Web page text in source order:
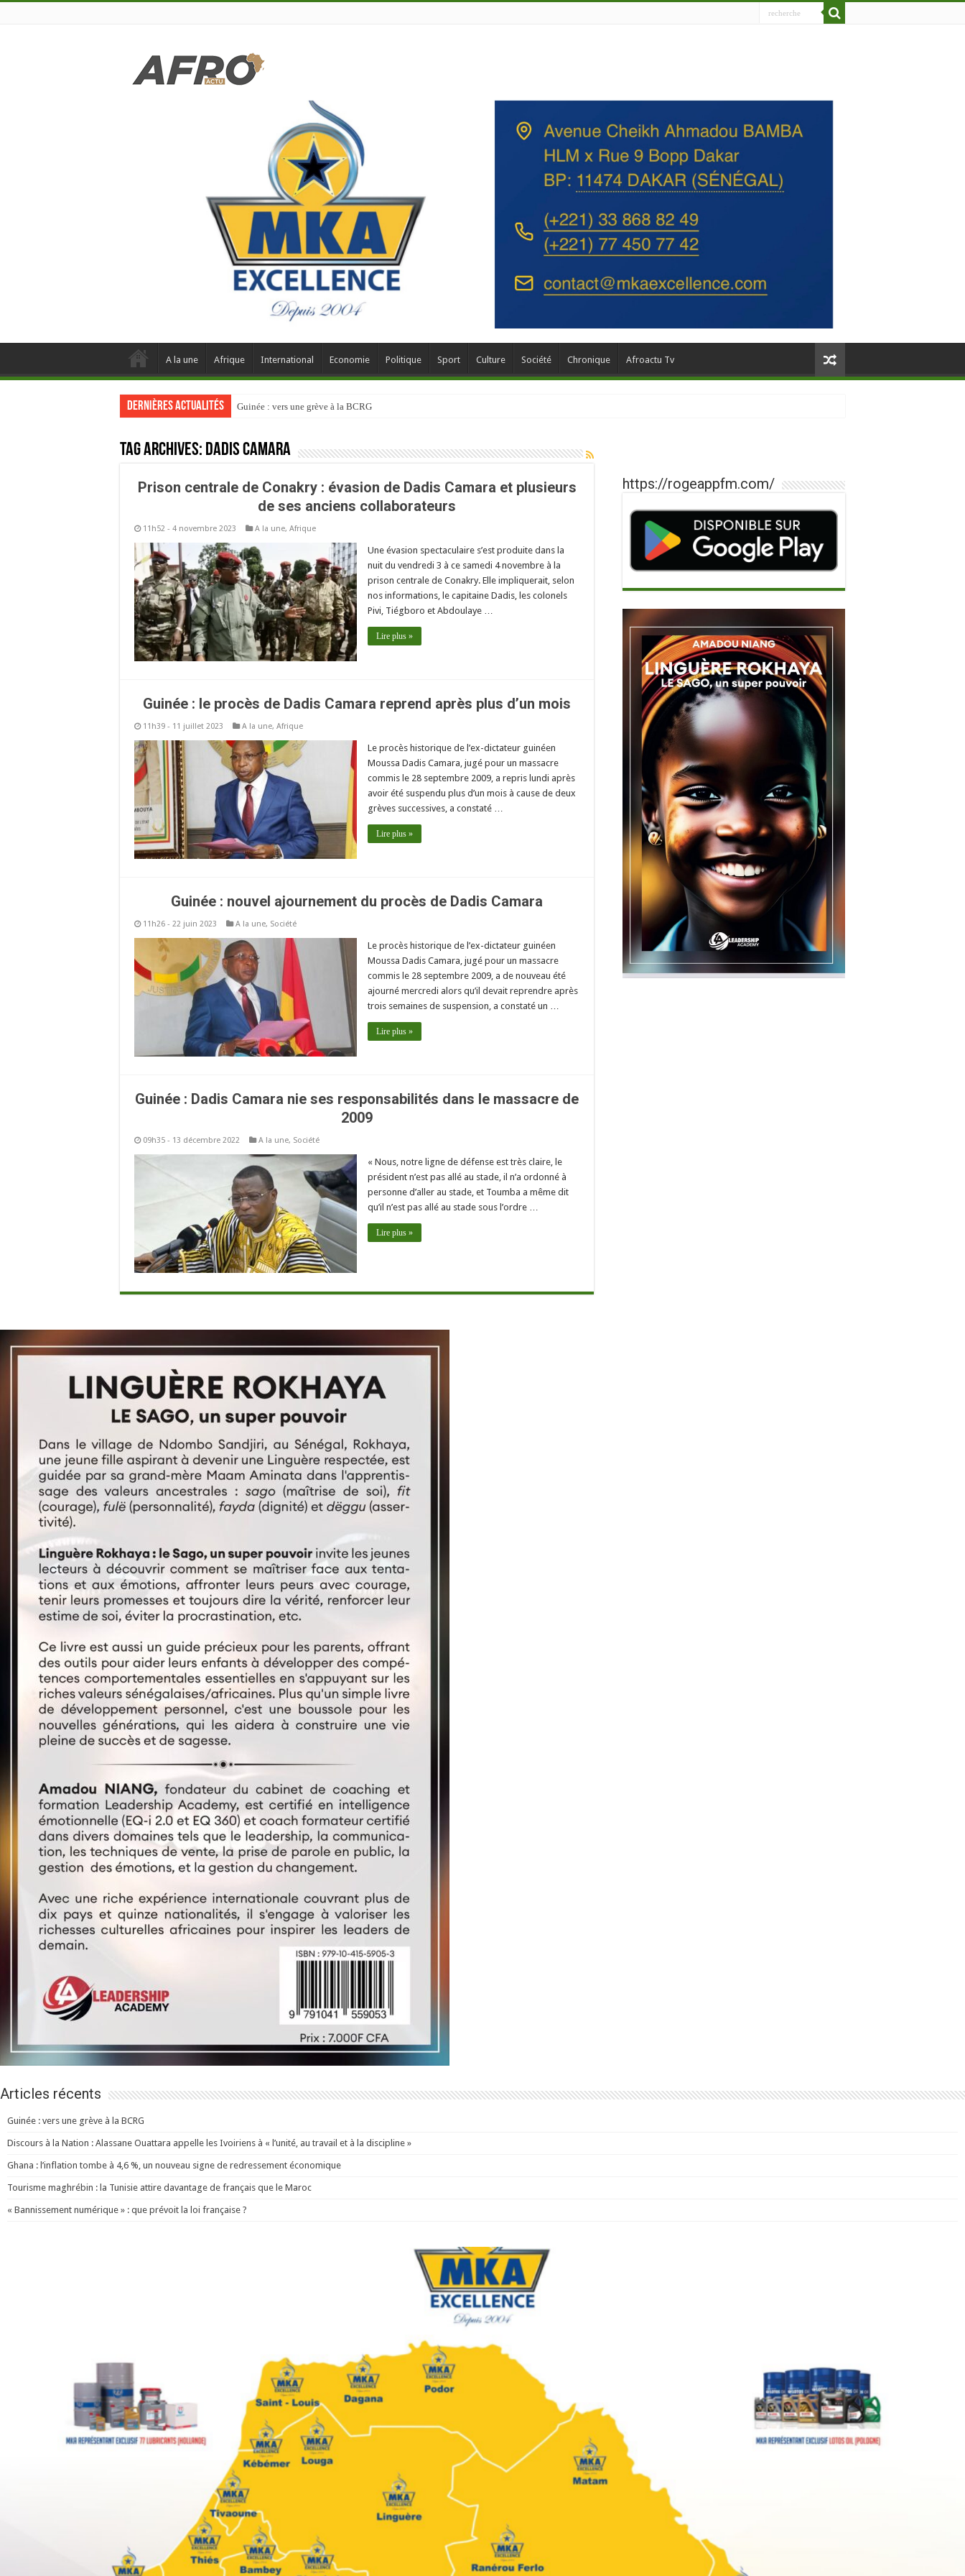
A la une Afrique International Economie Politique Sport Culture Société Chronique Afroactu Tv
Dernières actualités Guinée : vers une grève à la BCRG
Tag Archives: Dadis Camara
Prison centrale de Conakry : évasion de Dadis Camara et plusieurs
de ses anciens collaborateurs
11h52 - 4 novembre 2023 A la une, Afrique
Une évasion spectaculaire s’est produite dans la
nuit du vendredi 3 à ce samedi 4 novembre à la
prison centrale de Conakry. Elle impliquerait, selon
nos informations, le capitaine Dadis, les colonels
Pivi, Tiégboro et Abdoulaye …
Lire plus »
Guinée : le procès de Dadis Camara reprend après plus d’un mois
11h39 - 11 juillet 2023 A la une, Afrique
Le procès historique de l’ex-dictateur guinéen
Moussa Dadis Camara, jugé pour un massacre
commis le 28 septembre 2009, a repris lundi après
avoir été suspendu plus d’un mois à cause de deux
grèves successives, a constaté …
Lire plus »
Guinée : nouvel ajournement du procès de Dadis Camara
11h26 - 22 juin 2023 A la une, Société
Le procès historique de l’ex-dictateur guinéen
Moussa Dadis Camara, jugé pour un massacre
commis le 28 septembre 2009, a de nouveau été
ajourné mercredi alors qu’il devait reprendre après
trois semaines de suspension, a constaté un …
Lire plus »
Guinée : Dadis Camara nie ses responsabilités dans le massacre de
2009
09h35 - 13 décembre 2022 A la une, Société
« Nous, notre ligne de défense est très claire, le
président n’est pas allé au stade, il n’a ordonné à
personne d’aller au stade, et Toumba a même dit
qu’il n’est pas allé au stade sous l’ordre …
Lire plus »
https://rogeappfm.com/
Articles récents
Guinée : vers une grève à la BCRG
Discours à la Nation : Alassane Ouattara appelle les Ivoiriens à « l’unité, au travail et à la discipline »
Ghana : l’inflation tombe à 4,6 %, un nouveau signe de redressement économique
Tourisme maghrébin : la Tunisie attire davantage de français que le Maroc
« Bannissement numérique » : que prévoit la loi française ?